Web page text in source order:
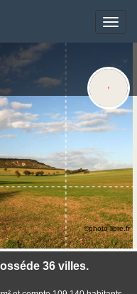
Toggle
36 villes.
©photo-libre.fr
Toggle